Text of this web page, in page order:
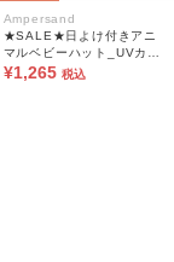
Ampersand
★SALE★日よけ付きアニ
マルベビーハット_UVカッ
ト
¥1,265 税込